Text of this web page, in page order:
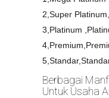
2,Super
3,Platinum
Berbagai
Untuk Usaha